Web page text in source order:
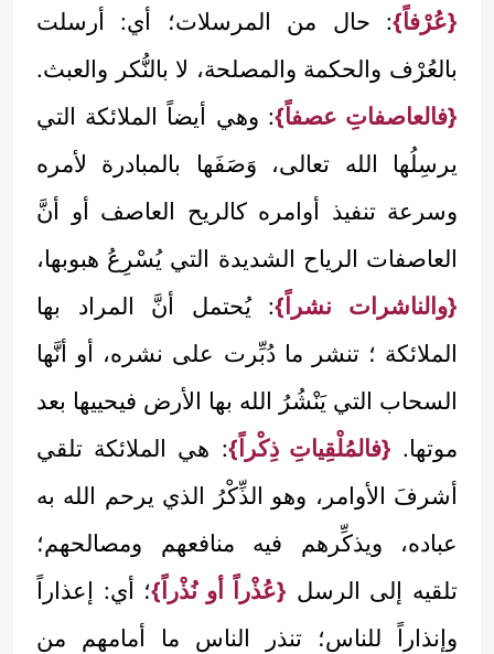
{عُرْفاً}: حال من المرسلات؛ أي: أرسلت
بالعُرْف والحكمة والمصلحة، لا بالنُّكر والعبث.
{فالعاصفاتِ عصفاً}: وهي أيضاً الملائكة التي
يرسِلُها الله تعالى، وَصَفَها بالمبادرة لأمره
وسرعة تنفيذ أوامره كالريح العاصف أو أنَّ
العاصفات الرياح الشديدة التي يُسْرِعُ هبوبها،
{والناشرات نشراً}: يُحتمل أنَّ المراد بها
الملائكة ؛ تنشر ما دُبِّرت على نشره، أو أنَّها
السحاب التي يَنْشُرُ الله بها الأرض فيحييها بعد
موتها. {فالمُلْقِياتِ ذِكْراً}: هي الملائكة تلقي
أشرفَ الأوامر، وهو الذِّكْرُ الذي يرحم الله به
عباده، ويذكِّرهم فيه منافعهم ومصالحهم؛
تلقيه إلى الرسل {عُذْراً أو نُذْراً}؛ أي: إعذاراً
وإنذاراً للناس؛ تنذر الناس ما أمامهم من